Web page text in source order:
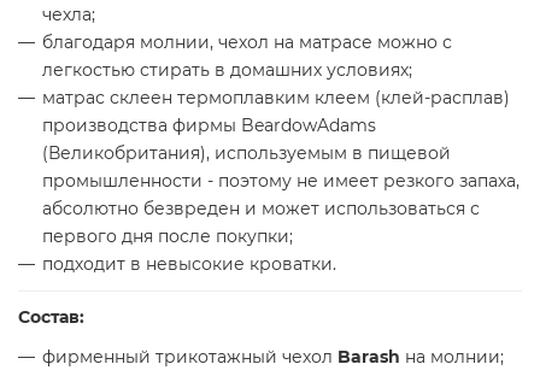
чехла;
благодаря молнии, чехол на матрасе можно с
легкостью стирать в домашних условиях;
матрас склеен термоплавким клеем (клей-расплав)
производства фирмы BeardowAdams
(Великобритания), используемым в пищевой
промышленности - поэтому не имеет резкого запаха,
абсолютно безвреден и может использоваться с
первого дня после покупки;
подходит в невысокие кроватки.
Состав:
фирменный трикотажный чехол Barash на молнии;